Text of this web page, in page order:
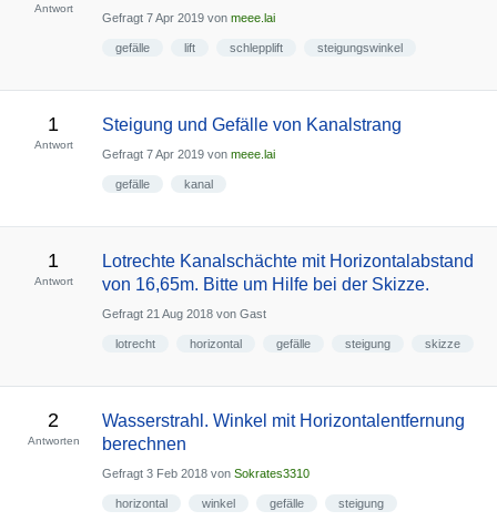
Antwort
Gefragt 7 Apr 2019 von meee.lai
gefälle lift schlepplift steigungswinkel
1
Antwort
Steigung und Gefälle von Kanalstrang
Gefragt 7 Apr 2019 von meee.lai
gefälle kanal
1
Antwort
Lotrechte Kanalschächte mit Horizontalabstand
von 16,65m. Bitte um Hilfe bei der Skizze.
Gefragt 21 Aug 2018 von Gast
lotrecht horizontal gefälle steigung skizze
2
Antworten
Wasserstrahl. Winkel mit Horizontalentfernung
berechnen
Gefragt 3 Feb 2018 von Sokrates3310
horizontal winkel gefälle steigung